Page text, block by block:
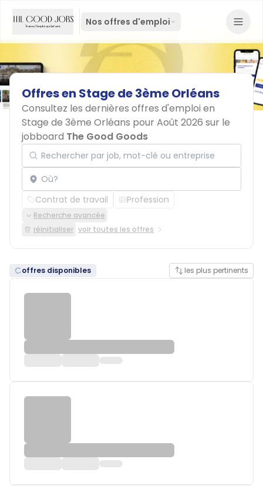
Nos offres d'emploi
Offresen Stagede3èmeOrléans
Consultez les dernières offres d'emploi en
Stage de 3ème Orléans pour Août 2026 sur le
jobboard The Good Goods
Rechercher par job, mot-clé ou entreprise
Localisation
Contrat de travail Profession
Recherche avancée
réinitialiser voir toutes les offres
offres disponibles les plus pertinents